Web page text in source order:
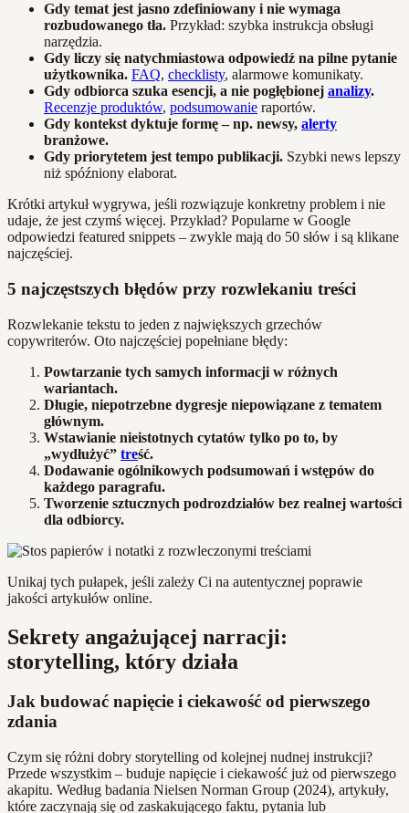
Gdy temat jest jasno zdefiniowany i nie wymaga
rozbudowanego tła. Przykład: szybka instrukcja obsługi
narzędzia.
Gdy liczy się natychmiastowa odpowiedź na pilne pytanie
użytkownika. FAQ, checklisty, alarmowe komunikaty.
Gdy odbiorca szuka esencji, a nie pogłębionej analizy.
Recenzje produktów, podsumowanie raportów.
Gdy kontekst dyktuje formę – np. newsy, alerty
branżowe.
Gdy priorytetem jest tempo publikacji. Szybki news lepszy
niż spóźniony elaborat.
Krótki artykuł wygrywa, jeśli rozwiązuje konkretny problem i nie
udaje, że jest czymś więcej. Przykład? Popularne w Google
odpowiedzi featured snippets – zwykle mają do 50 słów i są klikane
najczęściej.
5 najczęstszych błędów przy rozwlekaniu treści
Rozwlekanie tekstu to jeden z największych grzechów
copywriterów. Oto najczęściej popełniane błędy:
Powtarzanie tych samych informacji w różnych
wariantach.
Długie, niepotrzebne dygresje niepowiązane z tematem
głównym.
Wstawianie nieistotnych cytatów tylko po to, by
„wydłużyć” treść.
Dodawanie ogólnikowych podsumowań i wstępów do
każdego paragrafu.
Tworzenie sztucznych podrozdziałów bez realnej wartości
dla odbiorcy.
Unikaj tych pułapek, jeśli zależy Ci na autentycznej poprawie
jakości artykułów online.
Sekrety angażującej narracji:
storytelling, który działa
Jak budować napięcie i ciekawość od pierwszego
zdania
Czym się różni dobry storytelling od kolejnej nudnej instrukcji?
Przede wszystkim – buduje napięcie i ciekawość już od pierwszego
akapitu. Według badania Nielsen Norman Group (2024), artykuły,
które zaczynają się od zaskakującego faktu, pytania lub